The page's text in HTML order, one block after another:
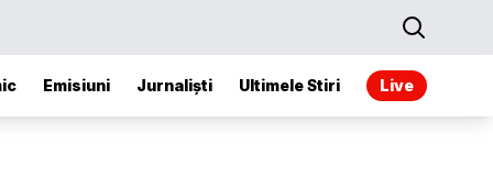
Emisiuni Jurnaliști Ultimele Stiri Live